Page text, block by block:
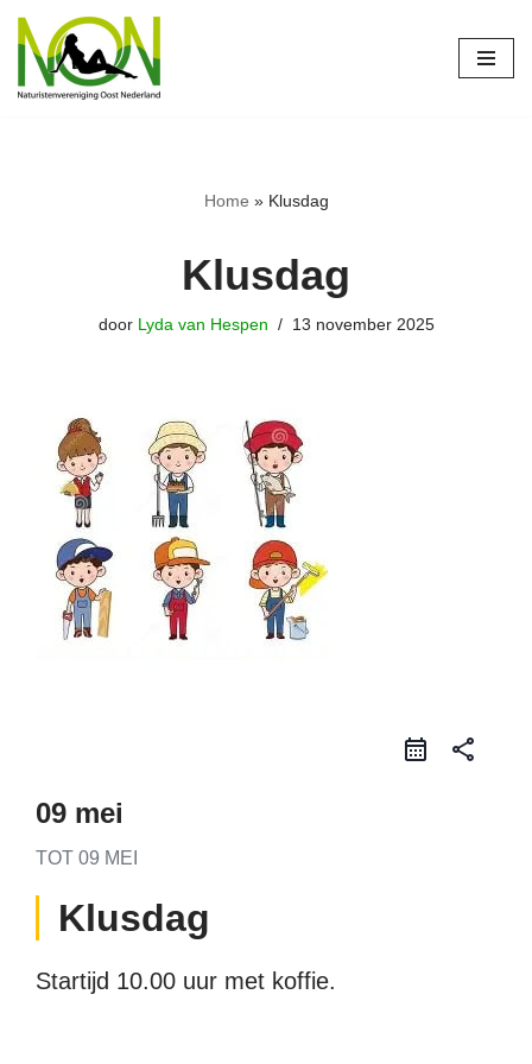
Ga
naar
Home » Klusdag
Klusdag
door Lyda van Hespen 13 november 2025
share
09 mei
TOT 09 MEI
Klusdag
Startijd 10.00 uur met koffie.